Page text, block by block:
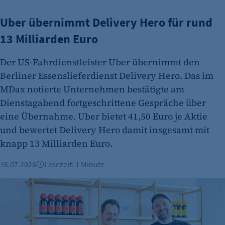
Session-Cookie für die Verwaltung von
Benutzer-Sessions (z. B. bei Login, Umfrage
Identifizierung verwendet.
Cookie Laufzeit:
Session
Cookie Consent
Name:
cookie_consent
Zweck:
Einverständnis-Optionen des Benutzers
Cookie Laufzeit:
1 Jahr
Uber übernimmt Delivery Hero für rund
13 Milliarden Euro
Der US-Fahrdienstleister Uber übernimmt den
Berliner Essenslieferdienst Delivery Hero. Das im
MDax notierte Unternehmen bestätigte am
Dienstagabend fortgeschrittene Gespräche über
eine Übernahme. Uber bietet 41,50 Euro je Aktie
und bewertet Delivery Hero damit insgesamt mit
knapp 13 Milliarden Euro.
16.07.2026 Lesezeit: 1 Minute
ODE: Berliner Gründergeist aus der Flasche